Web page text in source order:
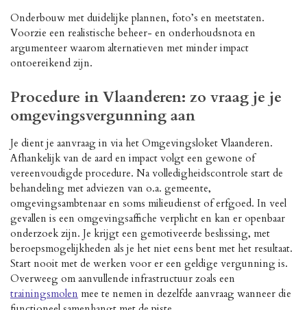
Onderbouw met duidelijke plannen, foto’s en meetstaten.
Voorzie een realistische beheer- en onderhoudsnota en
argumenteer waarom alternatieven met minder impact
ontoereikend zijn.
Procedure in Vlaanderen: zo vraag je je
omgevingsvergunning aan
Je dient je aanvraag in via het Omgevingsloket Vlaanderen.
Afhankelijk van de aard en impact volgt een gewone of
vereenvoudigde procedure. Na volledigheidscontrole start de
behandeling met adviezen van o.a. gemeente,
omgevingsambtenaar en soms milieudienst of erfgoed. In veel
gevallen is een omgevingsaffiche verplicht en kan er openbaar
onderzoek zijn. Je krijgt een gemotiveerde beslissing, met
beroepsmogelijkheden als je het niet eens bent met het resultaat.
Start nooit met de werken voor er een geldige vergunning is.
Overweeg om aanvullende infrastructuur zoals een
trainingsmolen mee te nemen in dezelfde aanvraag wanneer die